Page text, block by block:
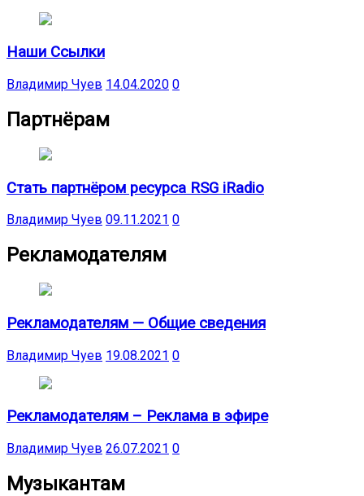
Наши Ссылки
Владимир Чуев 14.04.2020 0
Партнёрам
Стать партнёром ресурса RSG iRadio
Владимир Чуев 09.11.2021 0
Рекламодателям
Рекламодателям — Общие сведения
Владимир Чуев 19.08.2021 0
Рекламодателям – Реклама в эфире
Владимир Чуев 26.07.2021 0
Музыкантам